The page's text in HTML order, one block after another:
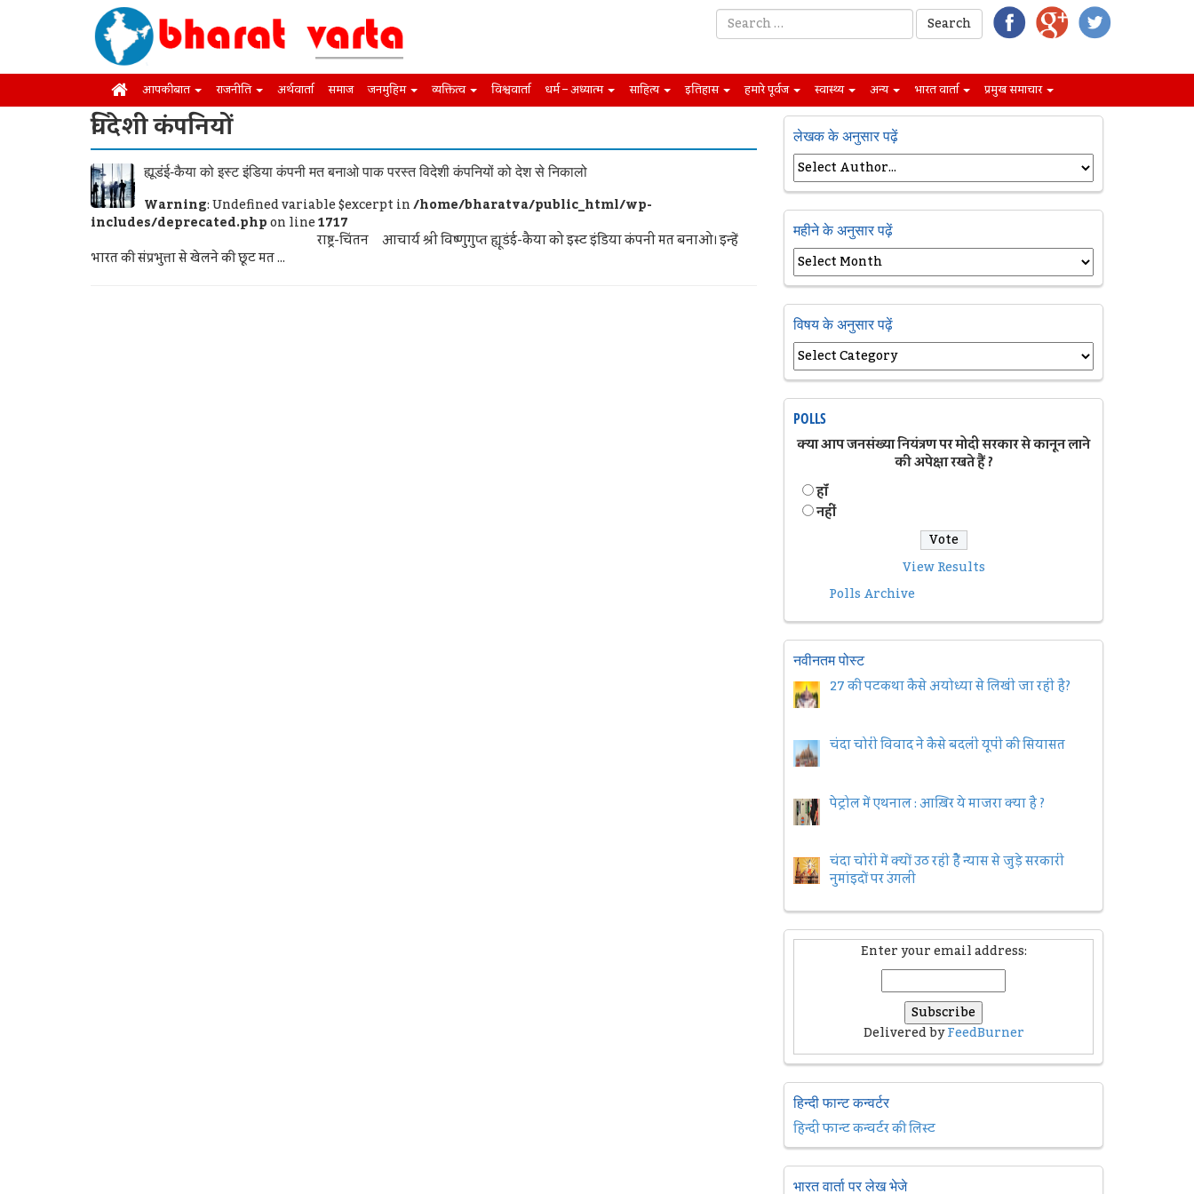
आपकी बात राजनीति अर्थवार्ता समाज जनमुहिम व्यक्तित्व विश्ववार्ता धर्म – अध्यात्म साहित्य इतिहास हमारे पूर्वज स्वास्थ्य अन्य भारत वार्ता प्रमुख समाचार
विदेशी कंपनियों
ह्यूडंई-कैया को इस्ट इंडिया कंपनी मत बनाओ पाक परस्त विदेशी कंपनियों को देश से निकालो
Warning: Undefined variable $excerpt in/home/bharatva/public_html/wp-
includes/deprecated.phpon line1717
राष्ट्र-चिंतन आचार्य श्री विष्णुगुप्त ह्यूडंई-कैया को इस्ट इंडिया कंपनी मत बनाओ। इन्हें
भारत की संप्रभुत्ता से खेलने की छूट मत ...
लेखक के अनुसार पढ़ें
महीने के अनुसार पढ़ें
विषय के अनुसार पढ़ें
POLLS
क्या आप जनसंख्या नियंत्रण पर मोदी सरकार से कानून लाने
की अपेक्षा रखते हैं ?
हॉं
नहीं
View Results
Polls Archive
नवीनतम पोस्ट
27 की पटकथा कैसे अयोध्या से लिखी जा रही है?
चंदा चोरी विवाद ने कैसे बदली यूपी की सियासत
पेट्रोल में एथनाल : आख़िर ये माजरा क्या है ?
चंदा चोरी में क्यों उठ रही हैैं न्यास से जुड़े सरकारी
नुमांइदों पर उंगली
Enter your email address:
Delivered byFeedBurner
हिन्दी फान्ट कन्वर्टर
हिन्दी फान्ट कन्वर्टर की लिस्ट
भारत वार्ता पर लेख भेजे